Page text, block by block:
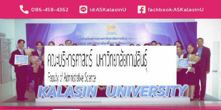
086-458-4362 id:ASKalasinU fackbook:ASKalasinU